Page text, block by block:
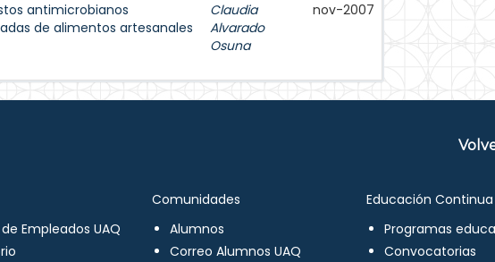
antimicrobianos
de alimentos artesanales
Claudia
Alvarado
Osuna
nov-2007
Empleados UAQ
Comunidades
Alumnos
Correo Alumnos UAQ
Educación Continua
Programas
Convocatorias